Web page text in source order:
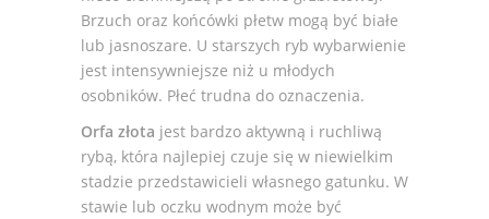
Brzuch oraz końcówki płetw mogą być białe
lub jasnoszare. U starszych ryb wybarwienie
jest intensywniejsze niż u młodych
osobników. Płeć trudna do oznaczenia.
Orfa złota jest bardzo aktywną i ruchliwą
rybą, która najlepiej czuje się w niewielkim
stadzie przedstawicieli własnego gatunku. W
stawie lub oczku wodnym może być